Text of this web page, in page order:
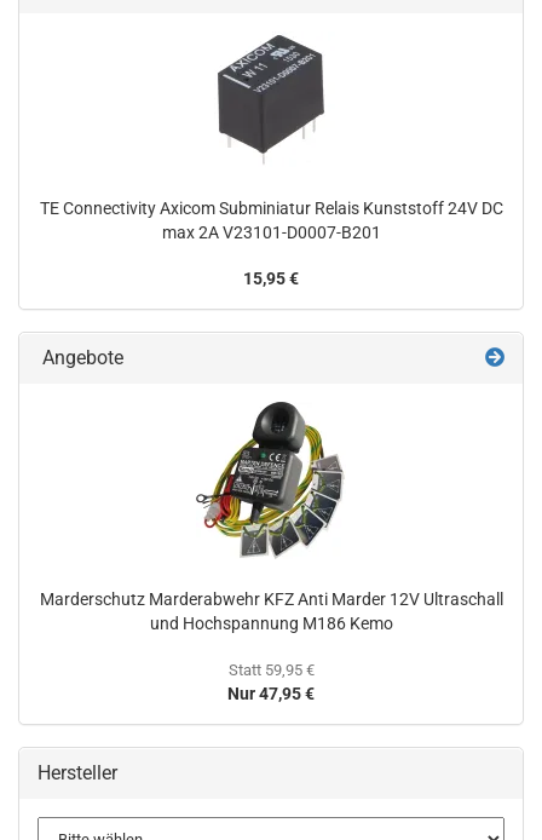
TE Connectivity Axicom Subminiatur Relais Kunststoff 24V DC
max 2A V23101-D0007-B201
15,95 €
Angebote
Marderschutz Marderabwehr KFZ Anti Marder 12V Ultraschall
und Hochspannung M186 Kemo
Statt 59,95 €
Nur 47,95 €
Hersteller